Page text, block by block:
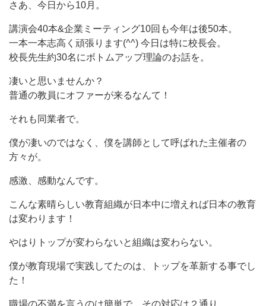
さあ、今日から10月。
講演会40本&企業ミーティング10回も今年は後50本。
一本一本志高く頑張ります(^^) 今日は特に校長会。
校長先生約30名にボトムアップ理論のお話を。
凄いと思いませんか？
普通の教員にオファーが来るなんて！
それも同業者で。
僕が凄いのではなく、僕を講師として呼ばれた主催者の
方々が。
感激、感動なんです。
こんな素晴らしい教育組織が日本中に増えれば日本の教育
は変わります！
やはりトップが変わらないと組織は変わらない。
僕が教育現場で実践してたのは、トップを革新する事でし
た！
職場の不満を言うのは簡単で、その対応は２通り。